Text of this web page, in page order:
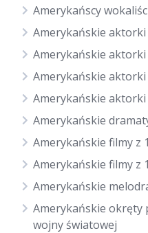
Amerykańscy
Amerykańskie aktorki
Amerykańskie
Amerykańskie
Amerykańskie
Amerykańskie
Amerykańskie filmy z
Amerykańskie filmy z
Amerykańskie
Amerykańskie okręty
wojny światowej